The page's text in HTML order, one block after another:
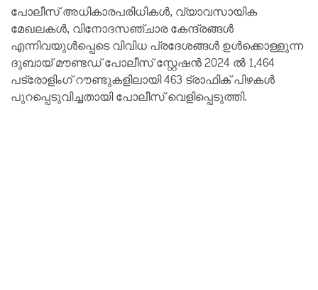
പോലീസ് അധികാരപരിധികൾ, വ്യാവസായിക
മേഖലകൾ, വിനോദസഞ്ചാര കേന്ദ്രങ്ങൾ
എന്നിവയുൾപ്പെടെ വിവിധ പ്രദേശങ്ങൾ ഉൾക്കൊള്ളുന്ന
ദുബായ് മൗണ്ടഡ് പോലീസ് സ്റ്റേഷൻ 2024 ൽ 1,464
പട്രോളിംഗ് റൗണ്ടുകളിലായി 463 ട്രാഫിക് പിഴകൾ
പുറപ്പെടുവിച്ചതായി പോലീസ് വെളിപ്പെടുത്തി.